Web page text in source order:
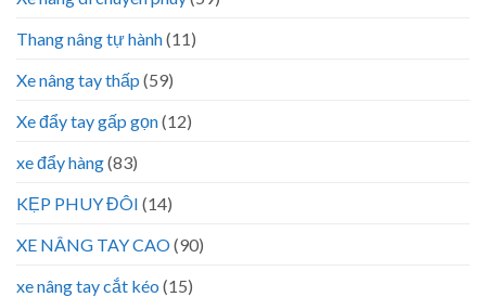
Thang nâng tự hành(11)
Xe nâng tay thấp (59)
Xe đẩy tay gấp gọn(12)
xe đẩy hàng(83)
KẸP PHUY ĐÔI (14)
XE NÂNG TAY CAO(90)
xe nâng tay cắt kéo (15)